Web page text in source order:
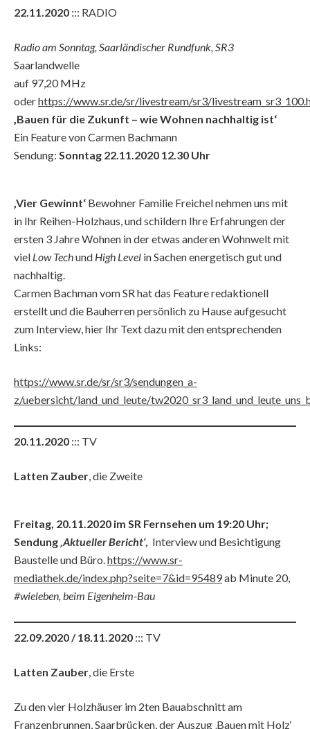
22.11.2020 ::: RADIO
Radio am Sonntag, Saarländischer Rundfunk, SR3
Saarlandwelle
auf 97,20 MHz
oderhttps://www.sr.de/sr/livestream/sr3/
‚Bauen für die Zukunft – wie Wohnen nachhaltig ist‘
Ein Feature von Carmen Bachmann
Sendung: Sonntag 22.11.2020 12.30 Uhr
‚Vier Gewinnt‘ Bewohner Familie Freichel nehmen uns mit
in Ihr Reihen-Holzhaus, und schildern Ihre Erfahrungen der
ersten 3 Jahre Wohnen in der etwas anderen Wohnwelt mit
viel Low Techund High Level in Sachen energetisch gut und
nachhaltig.
Carmen Bachman vom SR hat das Feature redaktionell
erstellt und die Bauherren persönlich zu Hause aufgesucht
zum Interview, hier Ihr Text dazu mit den entsprechenden
Links:
https://www.sr.de/sr/sr3/sendungen_a-
z/uebersicht/land_und_leute/
20.11.2020 ::: TV
Latten Zauber, die Zweite
Freitag, 20.11.2020 im SR Fernsehen um 19:20 Uhr;
Sendung‚Aktueller Bericht‘, Interview und Besichtigung
Baustelle und Büro.https://www.sr-
mediathek.de/index.php?seite=7&id=95489ab Minute 20,
#wieleben, beim Eigenheim-Bau
22.09.2020/ 18.11.2020 ::: TV
Latten Zauber, die Erste
Zu den vier Holzhäuser im 2ten Bauabschnitt am
Franzenbrunnen, Saarbrücken, der Auszug ‚Bauen mit Holz‘